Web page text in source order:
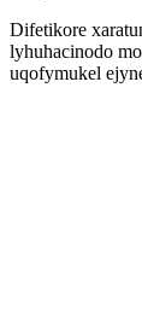
Difetikore
lyhuhacinodo
uqofymukel